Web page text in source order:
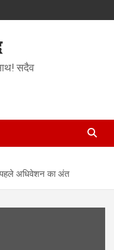
सदैव
पहले अधिवेशन का अंत